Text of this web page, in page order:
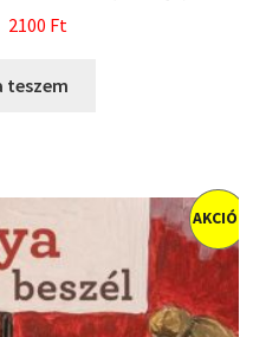
Original
2100 Ft
is:
teszem
AKCIÓ!